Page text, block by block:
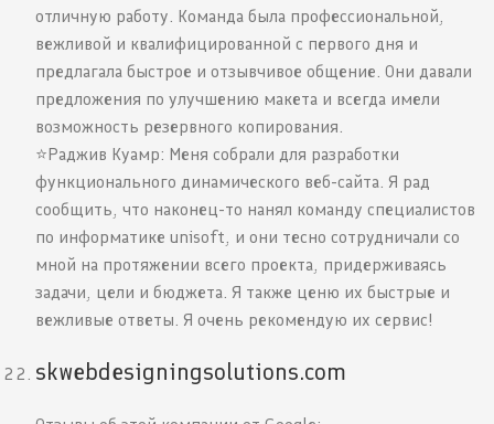
отличную работу. Команда была профессиональной,
вежливой и квалифицированной с первого дня и
предлагала быстрое и отзывчивое общение. Они давали
предложения по улучшению макета и всегда имели
возможность резервного копирования.
⭐️Раджив Куамр: Меня собрали для разработки
функционального динамического веб-сайта. Я рад
сообщить, что наконец-то нанял команду специалистов
по информатике unisoft, и они тесно сотрудничали со
мной на протяжении всего проекта, придерживаясь
задачи, цели и бюджета. Я также ценю их быстрые и
вежливые ответы. Я очень рекомендую их сервис!
skwebdesigningsolutions.com